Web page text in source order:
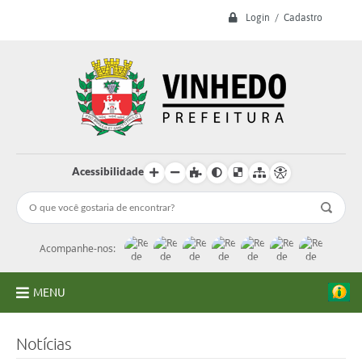
Login / Cadastro
Acessibilidade
Acompanhe-nos:
MENU
Notícias